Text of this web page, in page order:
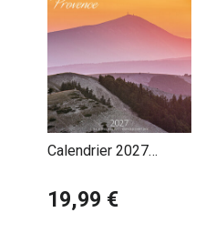
Calendrier 2027
Ventoux
19,99 €